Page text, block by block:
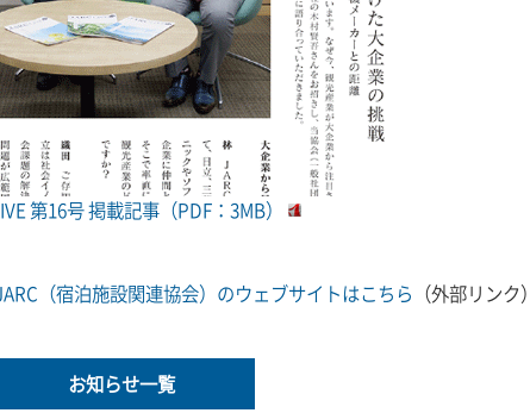
第16号 掲載記事（PDF：3MB）
（宿泊施設関連協会）のウェブサイトはこちら （外部リンク）
お知らせ一覧